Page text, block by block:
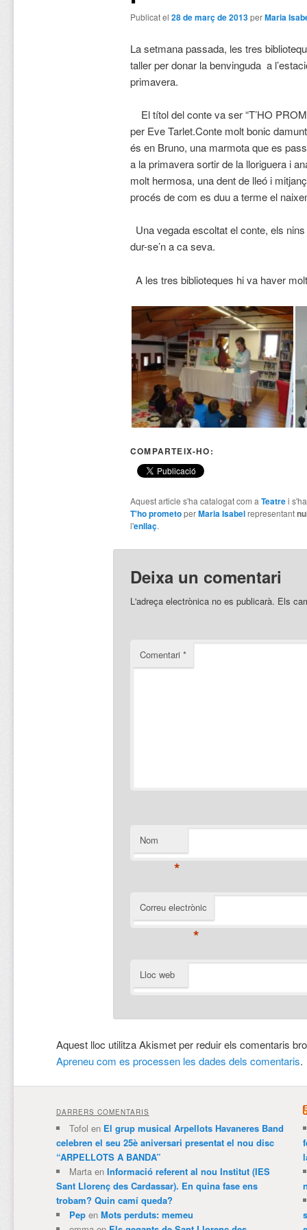
Publicat el 28 de març de 2013perMaria
La setmana passada, les tres
taller per donar la benvinguda a
primavera.
El títol del conte va ser “T’HO
per Eve Tarlet.Conte molt bonic
és en Bruno, una marmota que es
a la primavera sortir de la lloriguera i
molt hermosa, una dent de lleó i
procés de com es duu a terme el
Una vegada escoltat el conte, els
dur-se’n a ca seva.
A les tres biblioteques hi va haver
COMPARTEIX-HO:
Aquest article s'ha catalogat com a Teatrei
T'ho prometoperMaria Isabelrepresentant
l'enllaç.
Deixa un comentari
L'adreça electrònica no es publicarà. Els
Comentari *
Nom
*
Correu electrònic
*
Lloc web
Aquest lloc utilitza Akismet per reduir els comentaris
Apreneu com es processen les dades dels comentaris.
DARRERS COMENTARIS
Tofol en El grup musical Arpellots Havaneres Band
celebren el seu 25è aniversari presentat el nou disc
“ARPELLOTS A BANDA”
Martaen Informació referent al nou Institut (IES
Sant Llorenç des Cardassar). En quina fase ens
trobam? Quin camí queda?
Pepen Mots perduts: memeu